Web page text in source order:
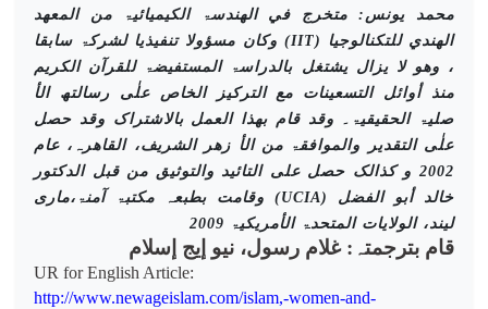
محمد یونس: متخرج في الھندسۃ الکیمیائیۃ من المعھد
الھندي للتکنالوجیا (IIT) وکان مسؤولا تنفیذیا لشرکۃ سابقا
، وھو لا یزال یشتغل بالدراسۃ المستفیضۃ للقرآن الکریم
منذ أوائل التسعینات مع الترکیز الخاص علٰی رسالتھ الأ
صلیۃ الحقیقیۃ۔ وقد قام بھذا العمل بالاشتراک وقد حصل
علٰی التقدیر والموافقۃ من الأ زھر الشریف، القاھرہ، عام
2002 و کذالک حصل علی التائید والتوثیق من قبل الدکتور
خالد أبو الفضل (UCIA) وقامت بطبعہ مکتبۃ آمنۃ،ماری
لیند، الولایات المتحدۃ الأمریکیۃ 2009
قام بترجمتہ: غلام رسول، نیو إیج إسلام
UR for English Article:
http://www.newageislam.com/islam,-women-and-